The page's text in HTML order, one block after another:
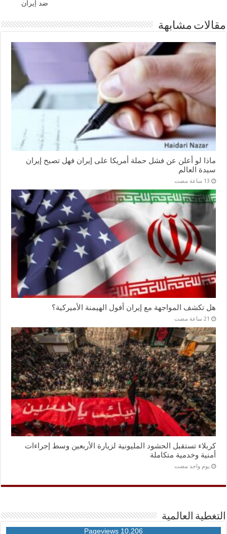
ضد إيران
مقالات مشابهة
ماذا لو أعلن عن فشل حملة أمريكا على إيران فهل تصبح إيران
سيدة العالم
هل تكشف المواجهة مع إيران أفول الهيمنة الأميركية؟
كربلاء تستقبل الحشود المليونية لزيارة الأربعين وسط إجراءات
أمنية وخدمية متكاملة
‏يوم واحد مضت
التغطية العالمية
10,206 Pageviews